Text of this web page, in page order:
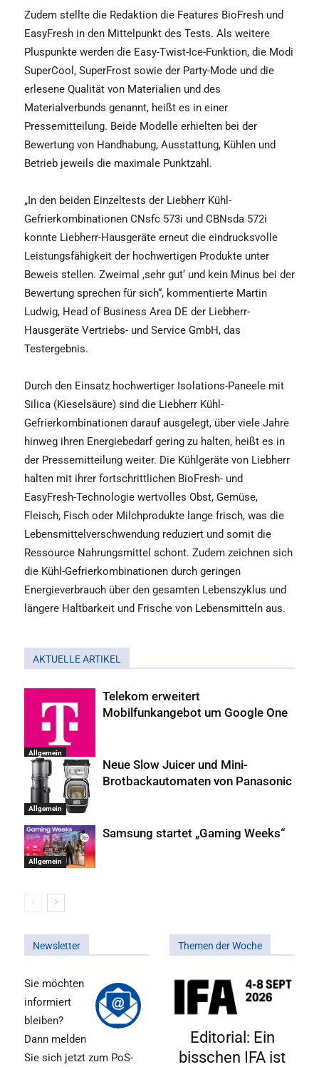
Zudem stellte die Redaktion die Features BioFresh und
EasyFresh in den Mittelpunkt des Tests. Als weitere
Pluspunkte werden die Easy-Twist-Ice-Funktion, die Modi
SuperCool, SuperFrost sowie der Party-Mode und die
erlesene Qualität von Materialien und des
Materialverbunds genannt, heißt es in einer
Pressemitteilung. Beide Modelle erhielten bei der
Bewertung von Handhabung, Ausstattung, Kühlen und
Betrieb jeweils die maximale Punktzahl.
„In den beiden Einzeltests der Liebherr Kühl-
Gefrierkombinationen CNsfc 573i und CBNsda 572i
konnte Liebherr-Hausgeräte erneut die eindrucksvolle
Leistungsfähigkeit der hochwertigen Produkte unter
Beweis stellen. Zweimal ,sehr gut‘ und kein Minus bei der
Bewertung sprechen für sich“, kommentierte Martin
Ludwig, Head of Business Area DE der Liebherr-
Hausgeräte Vertriebs- und Service GmbH, das
Testergebnis.
Durch den Einsatz hochwertiger Isolations-Paneele mit
Silica (Kieselsäure) sind die Liebherr Kühl-
Gefrierkombinationen darauf ausgelegt, über viele Jahre
hinweg ihren Energiebedarf gering zu halten, heißt es in
der Pressemitteilung weiter. Die Kühlgeräte von Liebherr
halten mit ihrer fortschrittlichen BioFresh- und
EasyFresh-Technologie wertvolles Obst, Gemüse,
Fleisch, Fisch oder Milchprodukte lange frisch, was die
Lebensmittelverschwendung reduziert und somit die
Ressource Nahrungsmittel schont. Zudem zeichnen sich
die Kühl-Gefrierkombinationen durch geringen
Energieverbrauch über den gesamten Lebenszyklus und
längere Haltbarkeit und Frische von Lebensmitteln aus.
AKTUELLE ARTIKEL
Allgemein
Telekom erweitert
Mobilfunkangebot um Google One
Allgemein
Neue Slow Juicer und Mini-
Brotbackautomaten von Panasonic
Allgemein
Samsung startet „Gaming Weeks“
Newsletter
Sie möchten
informiert
bleiben?
Dann melden
Sie sich jetzt zum PoS-
Themen der Woche
Editorial: Ein
bisschen IFA ist